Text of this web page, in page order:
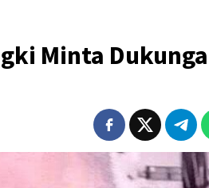
Minta